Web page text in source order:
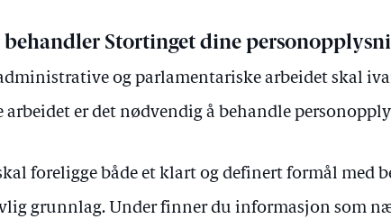
behandler Stortinget dine
og parlamentariske arbeidet skal
arbeidet er det nødvendig å behandle
foreligge både et klart og definert formål med
grunnlag. Under finner du informasjon som